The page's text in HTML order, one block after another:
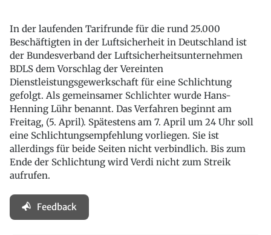
In der laufenden Tarifrunde für die rund 25.000
Beschäftigten in der Luftsicherheit in Deutschland ist
der Bundesverband der Luftsicherheitsunternehmen
BDLS dem Vorschlag der Vereinten
Dienstleistungsgewerkschaft für eine Schlichtung
gefolgt. Als gemeinsamer Schlichter wurde Hans-
Henning Lühr benannt. Das Verfahren beginnt am
Freitag, (5. April). Spätestens am 7. April um 24 Uhr soll
eine Schlichtungsempfehlung vorliegen. Sie ist
allerdings für beide Seiten nicht verbindlich. Bis zum
Ende der Schlichtung wird Verdi nicht zum Streik
aufrufen.
Feedback